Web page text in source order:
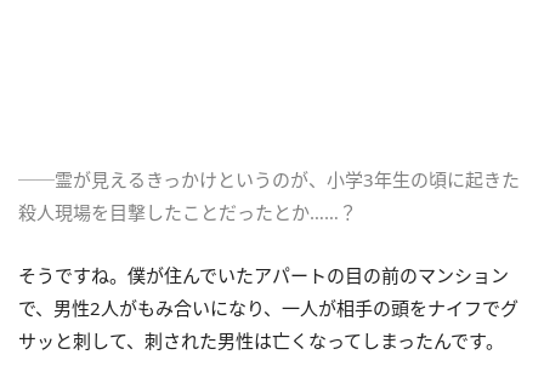
──霊が見えるきっかけというのが、小学3年生の頃に起きた
殺人現場を目撃したことだったとか……？
そうですね。僕が住んでいたアパートの目の前のマンション
で、男性2人がもみ合いになり、一人が相手の頭をナイフでグ
サッと刺して、刺された男性は亡くなってしまったんです。